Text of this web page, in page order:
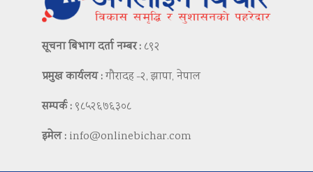
सूचना बिभाग दर्ता नम्बर : ८९२
प्रमुख कार्यलय :गौरादह -२, झापा, नेपाल
सम्पर्क : ९८५२६७६३०८
इमेल : info@onlinebichar.com